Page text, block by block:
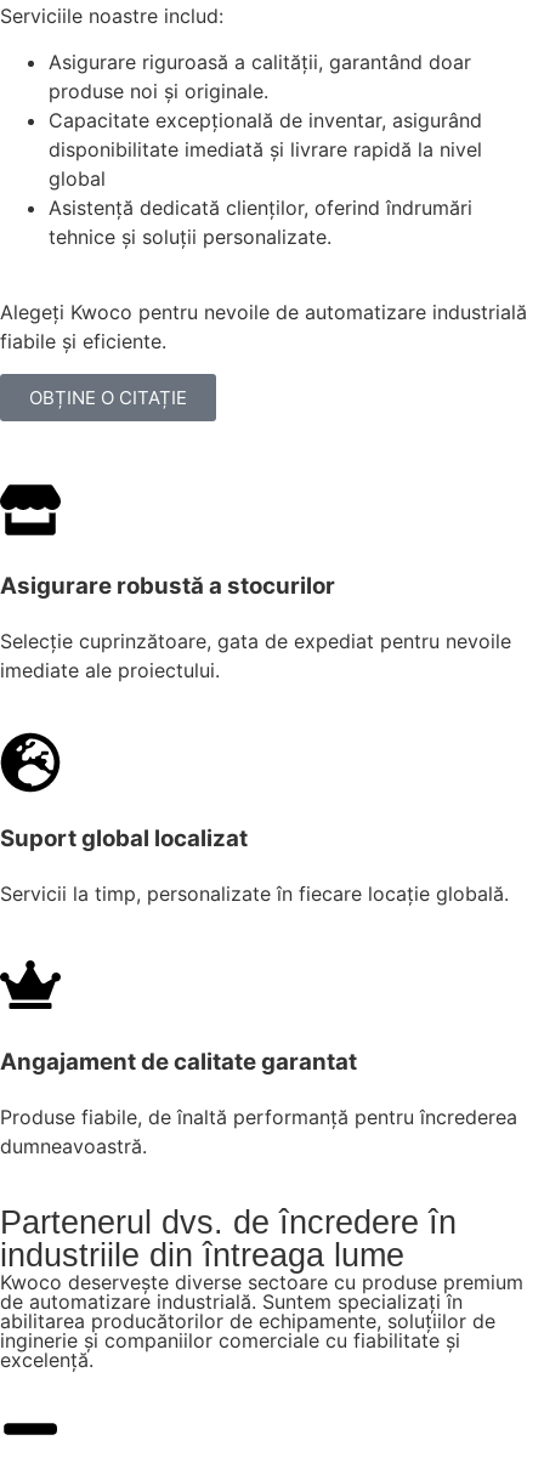
Serviciile noastre includ:
Asigurare riguroasă a calității, garantând doar
produse noi și originale.
Capacitate excepțională de inventar, asigurând
disponibilitate imediată și livrare rapidă la nivel
global
Asistență dedicată clienților, oferind îndrumări
tehnice și soluții personalizate.
Alegeți Kwoco pentru nevoile de automatizare industrială
fiabile și eficiente.
OBȚINE O CITAȚIE
Asigurare robustă a stocurilor
Selecție cuprinzătoare, gata de expediat pentru nevoile
imediate ale proiectului.
Suport global localizat
Servicii la timp, personalizate în fiecare locație globală.
Angajament de calitate garantat
Produse fiabile, de înaltă performanță pentru încrederea
dumneavoastră.
Partenerul dvs. de încredere în
industriile din întreaga lume
Kwoco deservește diverse sectoare cu produse premium
de automatizare industrială. Suntem specializați în
abilitarea producătorilor de echipamente, soluțiilor de
inginerie și companiilor comerciale cu fiabilitate și
excelență.